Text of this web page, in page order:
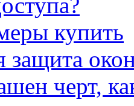
купить
защита
черт,